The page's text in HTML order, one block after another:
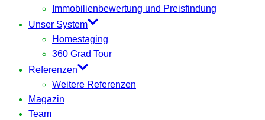
Immobilienbewertung und Preisfindung
Unser System
Homestaging
360 Grad Tour
Referenzen
Weitere Referenzen
Magazin
Team